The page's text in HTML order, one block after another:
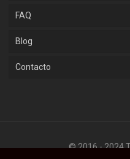
FAQ
Blog
Contacto
© 2016 - 2024